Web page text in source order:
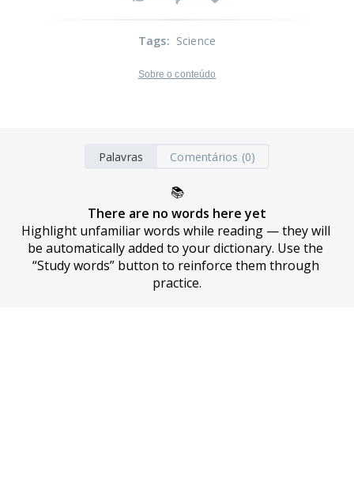
Tags: Science
Sobre o conteúdo
Palavras Comentários (0)
📚
There are no words here yet
Highlight unfamiliar words while reading — they will
be automatically added to your dictionary. Use the
“Study words” button to reinforce them through
practice.